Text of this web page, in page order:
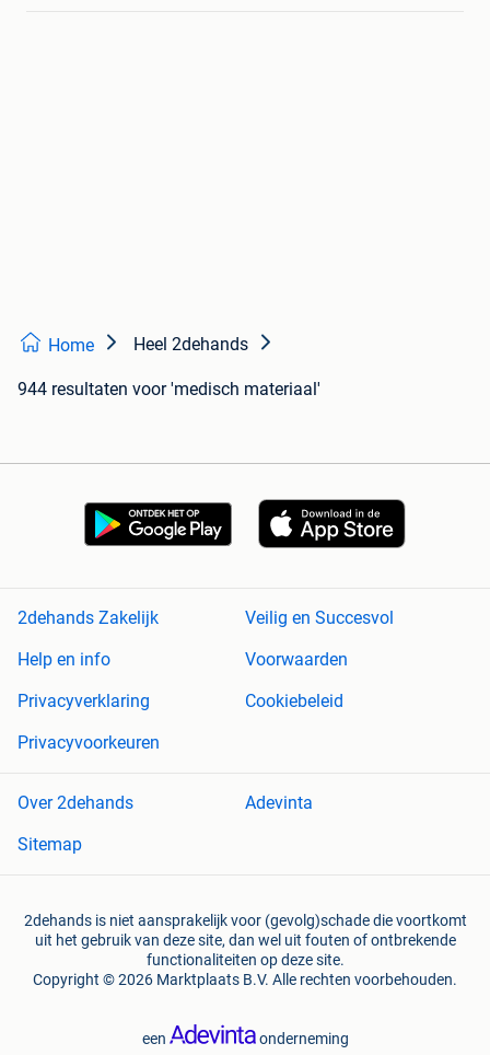
Home Heel 2dehands
944 resultaten voor 'medisch materiaal'
2dehands Zakelijk
Veilig en Succesvol
Help en info
Voorwaarden
Privacyverklaring
Cookiebeleid
Privacyvoorkeuren
Over 2dehands
Adevinta
Sitemap
2dehands is niet aansprakelijk voor (gevolg)schade die voortkomt
uit het gebruik van deze site, dan wel uit fouten of ontbrekende
functionaliteiten op deze site.
Copyright © 2026 Marktplaats B.V. Alle rechten voorbehouden.
een onderneming